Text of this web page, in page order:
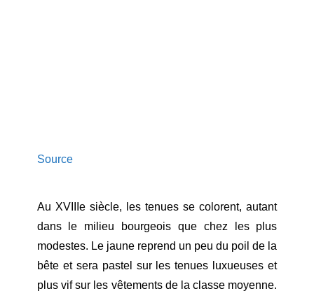
Source
Au XVIIIe siècle, les tenues se colorent, autant
dans le milieu bourgeois que chez les plus
modestes. Le jaune reprend un peu du poil de la
bête et sera pastel sur les tenues luxueuses et
plus vif sur les vêtements de la classe moyenne.